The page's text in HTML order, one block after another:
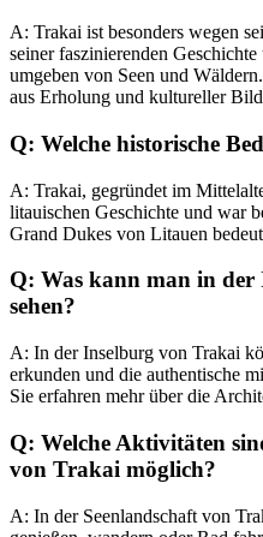
A: Trakai ist besonders wegen
seiner faszinierenden
umgeben von Seen und
aus Erholung und kultureller
Q: Welche historische
A: Trakai, gegründet im
litauischen Geschichte und war
Grand Dukes von Litauen
Q: Was kann man in
sehen?
A: In der Inselburg von Trakai
erkunden und die authentische
Sie erfahren mehr über die
Q: Welche Aktivitäten
von Trakai möglich?
A: In der Seenlandschaft von